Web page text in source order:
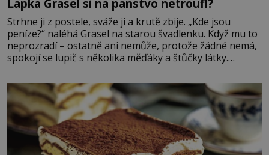
Strhne ji z postele, sváže ji a krutě zbije. „Kde jsou
peníze?“ naléhá Grasel na starou švadlenku. Když mu to
neprozradí – ostatně ani nemůže, protože žádné nemá,
spokojí se lupič s několika měďáky a štůčky látky.
krutý. Jeho činy budí hrůzu ještě dlouho po jeho smrti